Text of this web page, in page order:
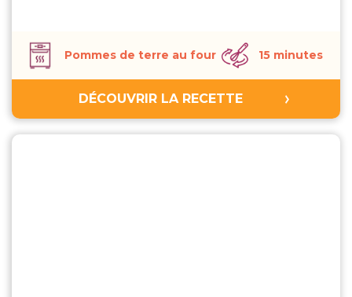
Pommes de terre au four 15 minutes
DÉCOUVRIR LA RECETTE